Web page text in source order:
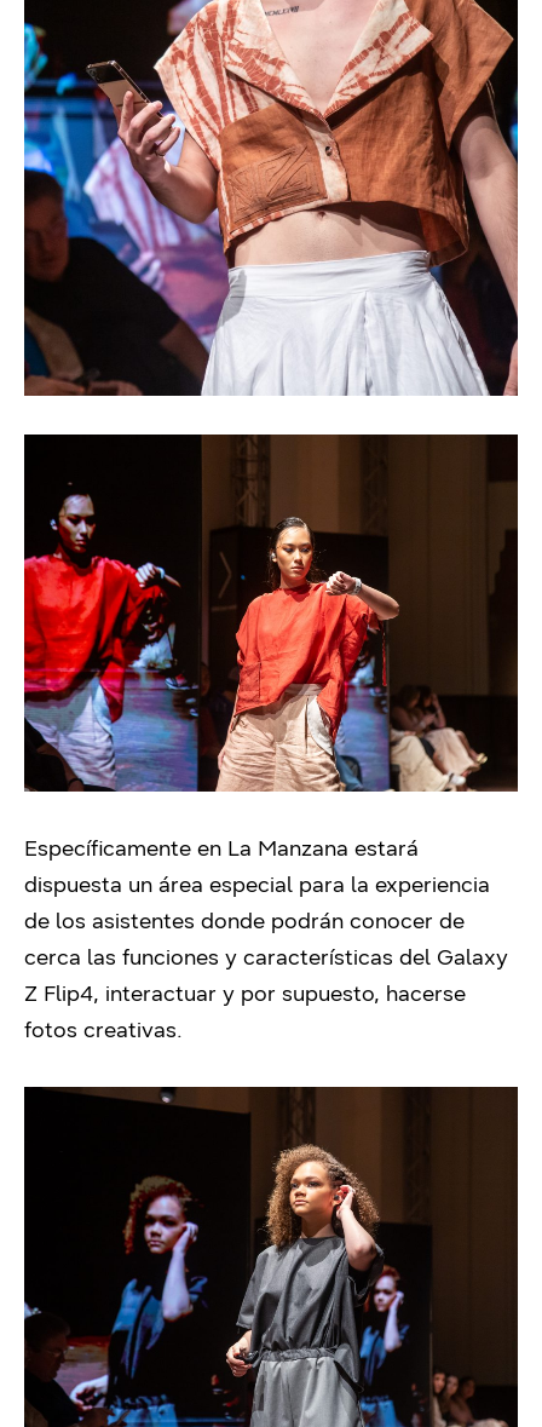
Específicamente en La Manzana estará
dispuesta un área especial para la experiencia
de los asistentes donde podrán conocer de
cerca las funciones y características del Galaxy
Z Flip4, interactuar y por supuesto, hacerse
fotos creativas.